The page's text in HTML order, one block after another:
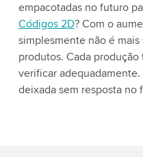
empacotadas no futuro
Códigos 2D? Com o
simplesmente não é
produtos. Cada
verificar
deixada sem resposta no